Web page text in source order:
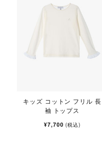
キッズ コットン フリル 長
袖 トップス
¥7,700(税込)